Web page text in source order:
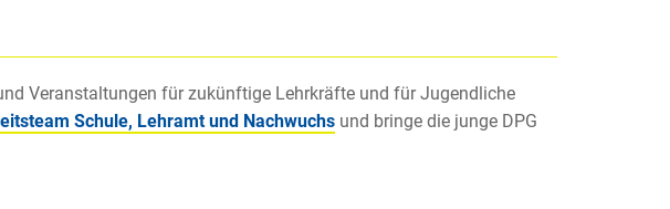
Veranstaltungen für zukünftige Lehrkräfte und für Jugendliche
Schule, Lehramt und Nachwuchsund bringe die junge DPG